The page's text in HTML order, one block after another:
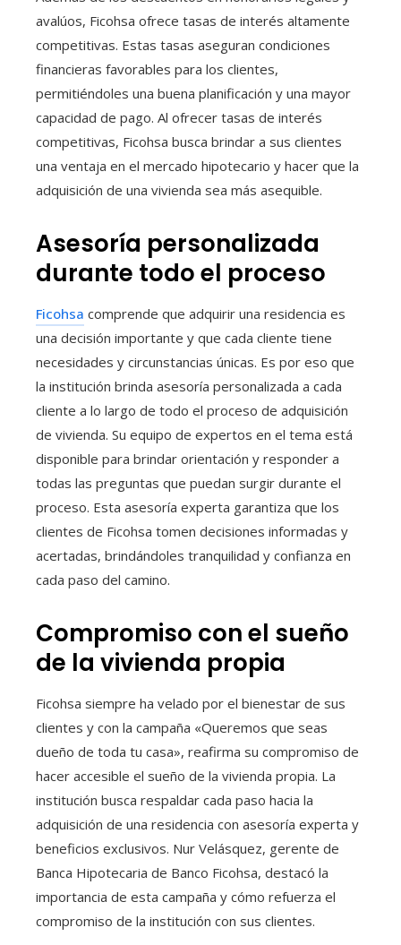
avalúos, Ficohsa ofrece tasas de interés altamente
competitivas. Estas tasas aseguran condiciones
financieras favorables para los clientes,
permitiéndoles una buena planificación y una mayor
capacidad de pago. Al ofrecer tasas de interés
competitivas, Ficohsa busca brindar a sus clientes
una ventaja en el mercado hipotecario y hacer que la
adquisición de una vivienda sea más asequible.
Asesoría personalizada
durante todo el proceso
Ficohsa comprende que adquirir una residencia es
una decisión importante y que cada cliente tiene
necesidades y circunstancias únicas. Es por eso que
la institución brinda asesoría personalizada a cada
cliente a lo largo de todo el proceso de adquisición
de vivienda. Su equipo de expertos en el tema está
disponible para brindar orientación y responder a
todas las preguntas que puedan surgir durante el
proceso. Esta asesoría experta garantiza que los
clientes de Ficohsa tomen decisiones informadas y
acertadas, brindándoles tranquilidad y confianza en
cada paso del camino.
Compromiso con el sueño
de la vivienda propia
Ficohsa siempre ha velado por el bienestar de sus
clientes y con la campaña «Queremos que seas
dueño de toda tu casa», reafirma su compromiso de
hacer accesible el sueño de la vivienda propia. La
institución busca respaldar cada paso hacia la
adquisición de una residencia con asesoría experta y
beneficios exclusivos. Nur Velásquez, gerente de
Banca Hipotecaria de Banco Ficohsa, destacó la
importancia de esta campaña y cómo refuerza el
compromiso de la institución con sus clientes.